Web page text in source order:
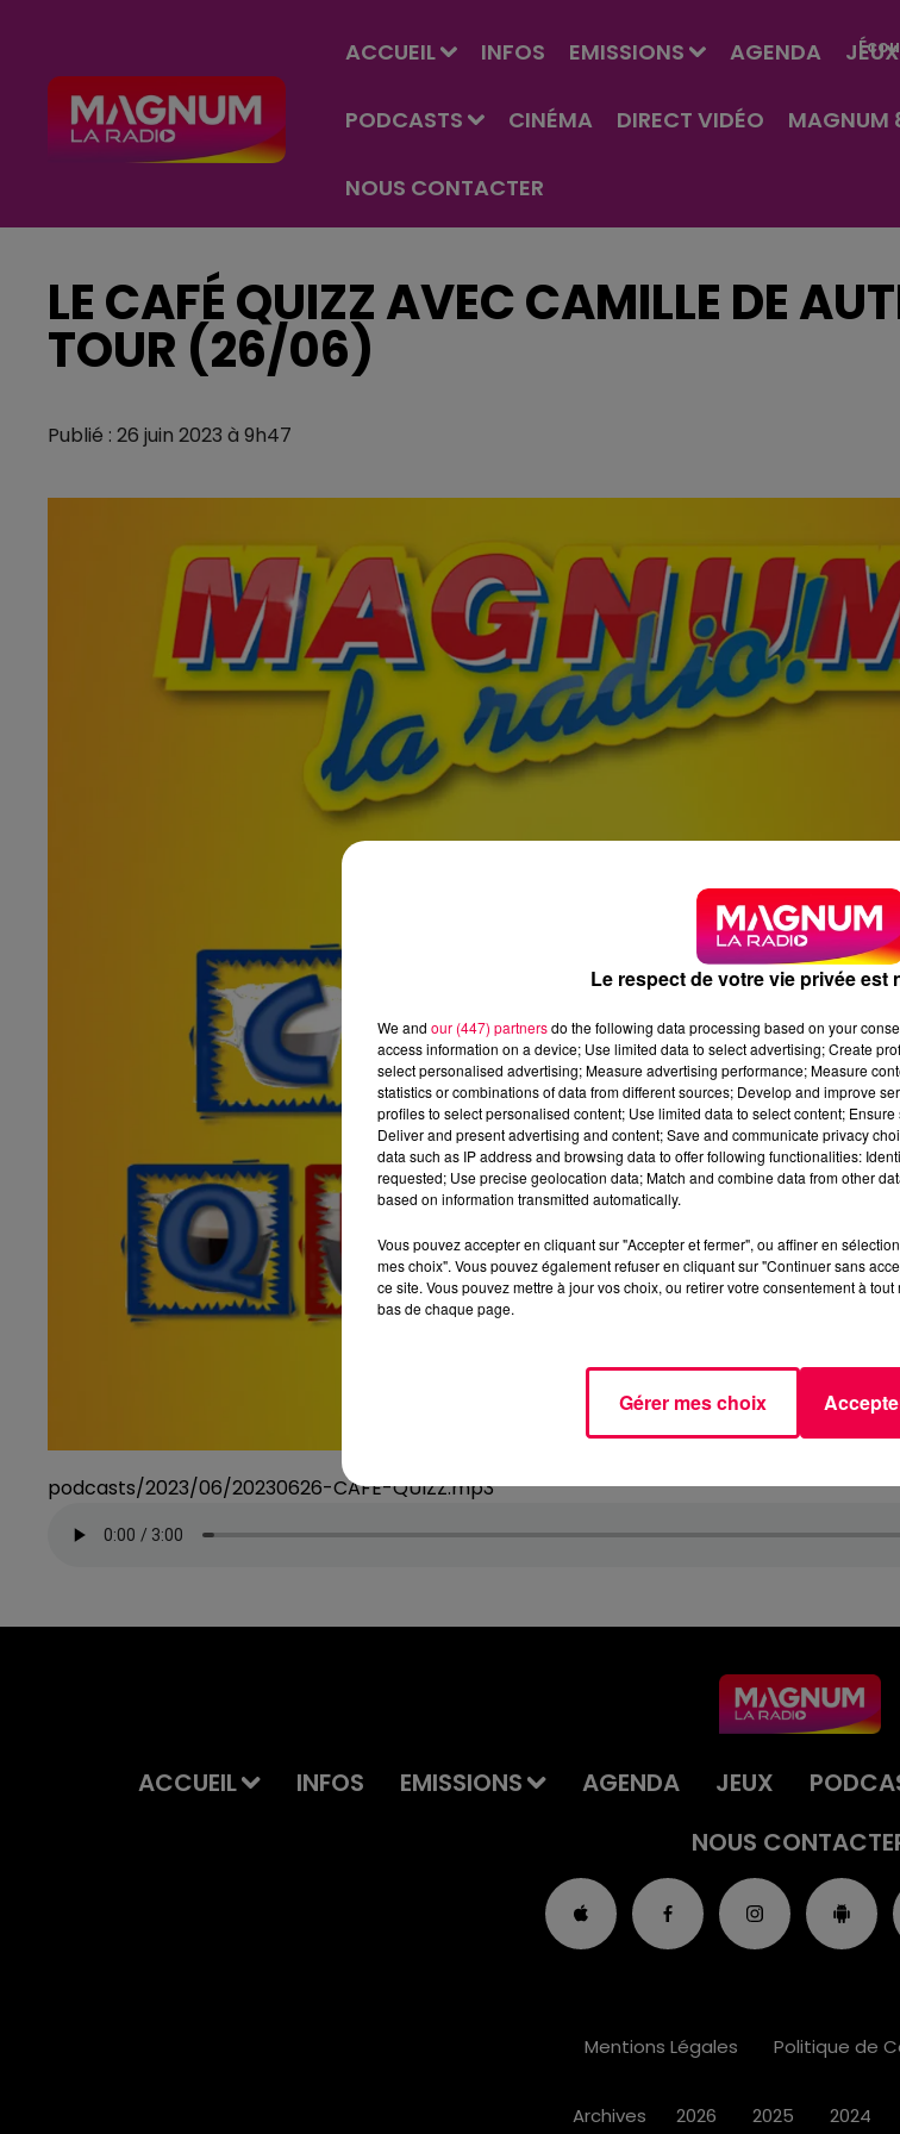
ACCUEIL INFOS EMISSIONS AGENDA JEUX
PODCASTS CINÉMA DIRECT VIDÉO MAGNUM
NOUS CONTACTER
LE CAFÉ QUIZZ AVEC CAMILLE DE
TOUR (26/06)
Publié : 26 juin 2023 à 9h47
podcasts/2023/06/20230626-CAFE-QUIZZ.mp3
ACCUEIL INFOS EMISSIONS AGENDA JEUX
NOUS
Mentions Légales Politique de
Archives 2026 2025 2024
Le respect de votre vie privée est
We and our (447) partnersdo the following data processing based on your
access information on a device; Use limited data to select advertising; Create
select personalised advertising; Measure advertising performance; Measure
statistics or combinations of data from different sources; Develop and improve
profiles to select personalised content; Use limited data to select content;
Deliver and present advertising and content; Save and communicate privacy
data such as IP address and browsing data to offer following functionalities:
requested; Use precise geolocation data; Match and combine data from other
based on information transmitted automatically.
Vous pouvez accepter en cliquant sur "Accepter et fermer", ou affiner en
mes choix". Vous pouvez également refuser en cliquant sur "Continuer sans
ce site. Vous pouvez mettre à jour vos choix, ou retirer votre consentement à
bas de chaque page.
Gérer mes choix